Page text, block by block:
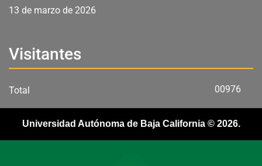
13 de marzo de 2026
Visitantes
Total 00976
Universidad Autónoma de Baja California © 2026.